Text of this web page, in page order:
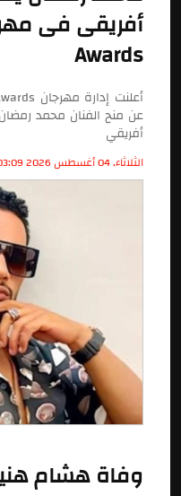
Awards
عن منح الفنان محمد
أفريقي
الثلاثاء, 04 أغسطس 2026 03:09 م
وفاة هشام